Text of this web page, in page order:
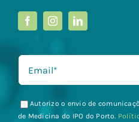
Autorizo o envio de
de Medicina do IPO do Porto.